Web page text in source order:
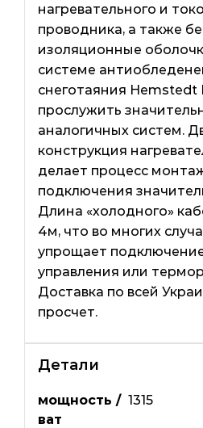
нагревательного и
проводника, а также
изоляционные
системе
снеготаяния Hemstedt
прослужить
аналогичных систем.
конструкция
делает процесс
подключения
Длина «холодного»
4м, что во многих
упрощает
управления или
Доставка по всей
просчет.
Детали
мощность /
ват
1315